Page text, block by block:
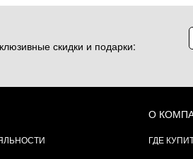
скидки и подарки:
О
ГДЕ